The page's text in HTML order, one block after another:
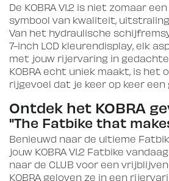
De KOBRA V1.2 is niet zomaar
symbool van kwaliteit,
Van het hydraulische
7-inch LCD kleurendisplay, elk
met jouw rijervaring in
KOBRA echt uniek maakt, is het
rijgevoel dat je keer op keer een
Ontdek het KOBRA
"The Fatbike that
Benieuwd naar de ultieme
jouw KOBRA V1.2 Fatbike
naar de CLUB voor een
KOBRA geloven ze in een